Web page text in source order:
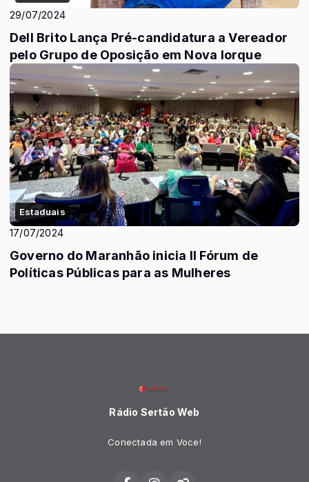
29/07/2024
Dell Brito Lança Pré-candidatura a Vereador
pelo Grupo de Oposição em Nova Iorque
Estaduais
17/07/2024
Governo do Maranhão inicia II Fórum de
Políticas Públicas para as Mulheres
Rádio Sertão Web
Conectada em Voce!